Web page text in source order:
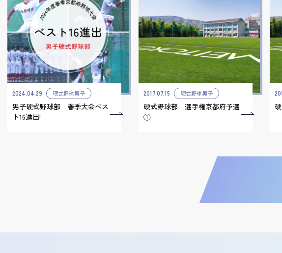
2024.04.29 硬式野球男子
男子硬式野球部 春季大会ベス
ト16進出!
2017.07.15 硬式野球男子
硬式野球部 選手権京都府予選
①